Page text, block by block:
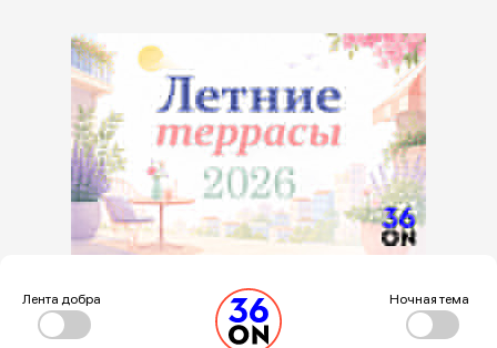
Лента добра Ночная тема